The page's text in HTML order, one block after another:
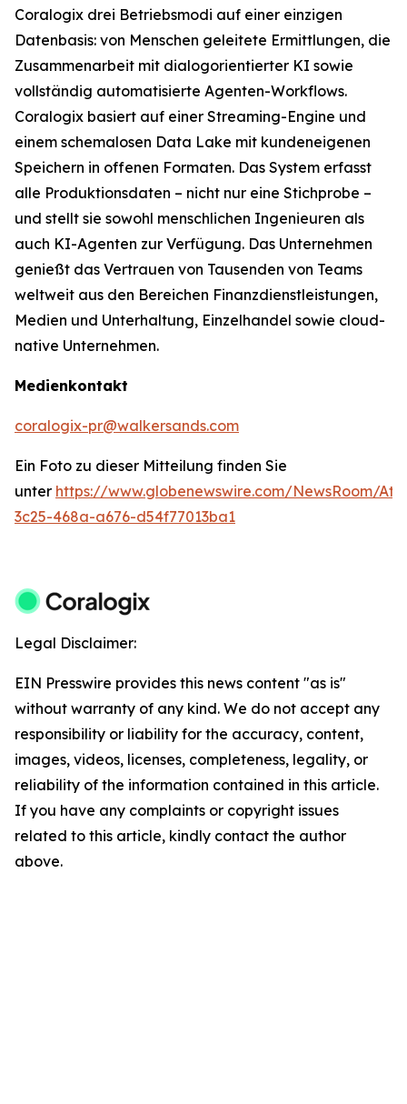
Coralogix drei Betriebsmodi auf einer einzigen
Datenbasis: von Menschen geleitete Ermittlungen, die
Zusammenarbeit mit dialogorientierter KI sowie
vollständig automatisierte Agenten-Workflows.
Coralogix basiert auf einer Streaming-Engine und
einem schemalosen Data Lake mit kundeneigenen
Speichern in offenen Formaten. Das System erfasst
alle Produktionsdaten – nicht nur eine Stichprobe –
und stellt sie sowohl menschlichen Ingenieuren als
auch KI-Agenten zur Verfügung. Das Unternehmen
genießt das Vertrauen von Tausenden von Teams
weltweit aus den Bereichen Finanzdienstleistungen,
Medien und Unterhaltung, Einzelhandel sowie cloud-
native Unternehmen.
Medienkontakt
coralogix-pr@walkersands.com
Ein Foto zu dieser Mitteilung finden Sie
unter https://www.globenewswire.com/NewsRoom/
3c25-468a-a676-d54f77013ba1
Legal Disclaimer:
EIN Presswire provides this news content "as is"
without warranty of any kind. We do not accept any
responsibility or liability for the accuracy, content,
images, videos, licenses, completeness, legality, or
reliability of the information contained in this article.
If you have any complaints or copyright issues
related to this article, kindly contact the author
above.